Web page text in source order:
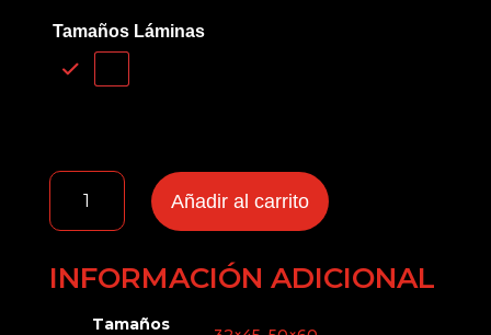
15.00€
Tamaños Láminas
POSTER
LAND
ROVER
cantidad
Añadir al carrito
INFORMACIÓN ADICIONAL
Tamaños